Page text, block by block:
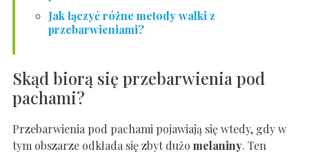
Jak łączyć różne metody walki z
przebarwieniami?
Skąd biorą się przebarwienia pod
pachami?
Przebarwienia pod pachami pojawiają się wtedy, gdy w
tym obszarze odkłada się zbyt dużo melaniny. Ten